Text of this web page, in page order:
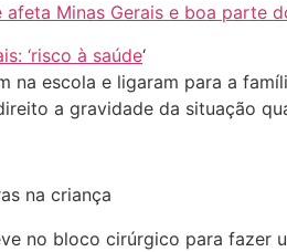
Minas Gerais e boa parte
‘risco à saúde‘
escola e ligaram para a
a gravidade da situação
no bloco cirúrgico para fazer